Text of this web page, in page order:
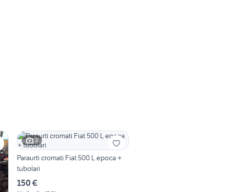
3
Paraurti cromati Fiat 500 L epoca +
tubolari
150 €